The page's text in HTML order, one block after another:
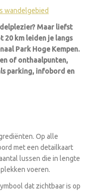
wandelgebied
Maar liefst
20 km leiden je langs
Park Hoge Kempen.
of onthaalpunten,
parking, infobord en
Op alle
met een detailkaart
lussen die in lengte
voeren.
dat zichtbaar is op